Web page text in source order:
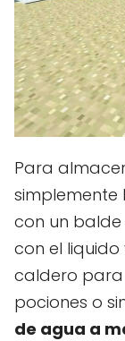
Para
simplemente
con un
con el
caldero para
pociones o
de agua a